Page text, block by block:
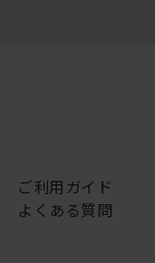
ご利用ガイド
よくある質問